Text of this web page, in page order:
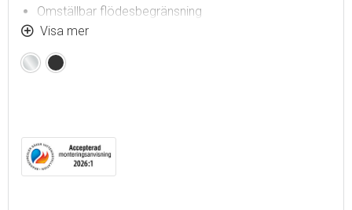
Omställbar flödesbegränsning
Flexibla anslutningsrör i metallomspunnen Soft PEX
anslutning G3/8
Svängbar pip 130°, anpassningsbar för olika diskhoar
Visa mer
KromMattsvart